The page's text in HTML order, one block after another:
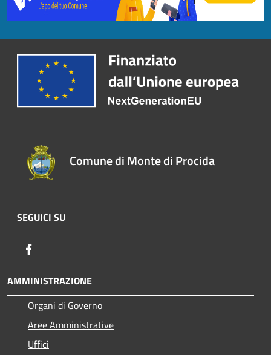
Comune di Monte di Procida
SEGUICI SU
AMMINISTRAZIONE
Organi di Governo
Aree Amministrative
Uffici